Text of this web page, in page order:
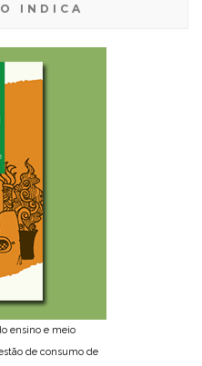
INDICA
ensino e meio
de consumo de